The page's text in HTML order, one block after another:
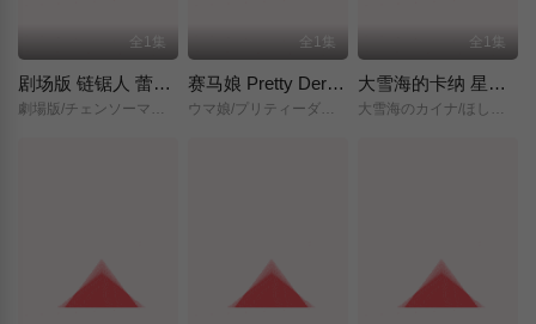
全1集
剧场版 链锯人 蕾塞篇(正式版)
全1集
赛马娘 Pretty Derby 新时代之门
全1集
大雪海的卡纳 星之贤者